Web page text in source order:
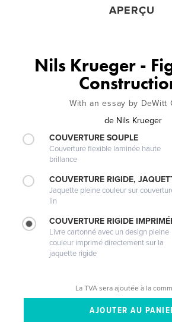
APERÇU
Nils Krueger -
With an essay by DeWitt
de Nils Krueger
COUVERTURE SOUPLE
Couverture flexible laminée haute
brillance
COUVERTURE RIGIDE,
Jaquette pleine couleur sur
lin
COUVERTURE RIGIDE
Livre cartonné avec un design pleine
couleur imprimé directement sur la
jaquette rigide
La TVA sera ajoutée à la